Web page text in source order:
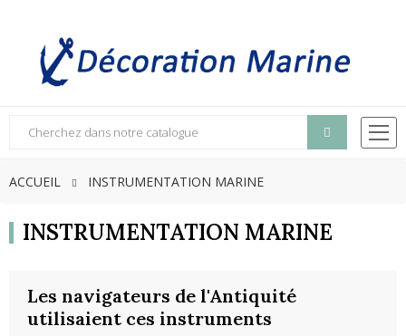
ACCUEIL INSTRUMENTATION MARINE
INSTRUMENTATION MARINE
Les navigateurs de l'Antiquité
utilisaient ces instruments